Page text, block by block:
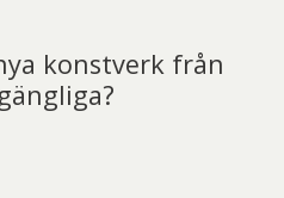
konstverk från